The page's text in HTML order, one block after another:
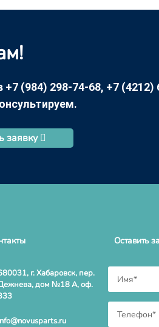
(984) 298-74-68, +7 (4212)
заявку
г. Хабаровск, пер.
дом №18 А, оф.
Оставить